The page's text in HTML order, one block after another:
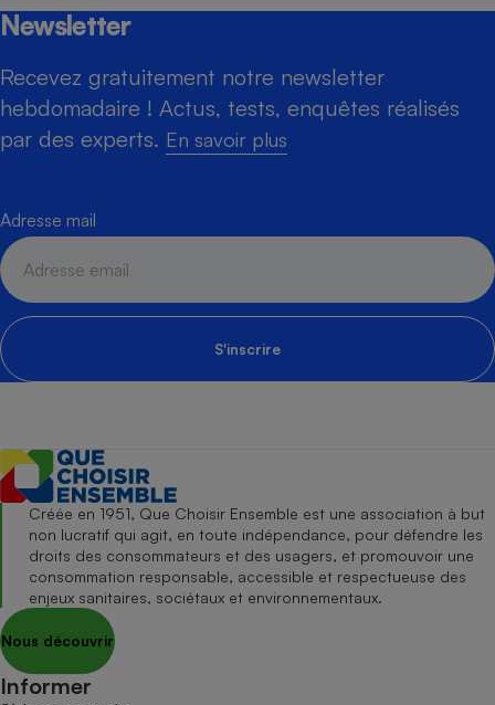
Newsletter
Recevez gratuitement notre newsletter
hebdomadaire ! Actus, tests, enquêtes réalisés
par des experts. En savoir plus
Adresse mail
S'inscrire
Créée en 1951, Que Choisir Ensemble est une association à but
non lucratif qui agit, en toute indépendance, pour défendre les
droits des consommateurs et des usagers, et promouvoir une
consommation responsable, accessible et respectueuse des
enjeux sanitaires, sociétaux et environnementaux.
Nous découvrir
Informer